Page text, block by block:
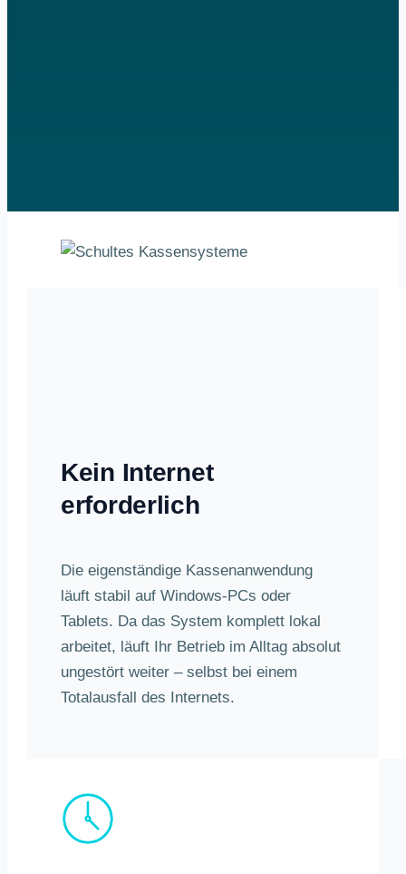
Kein Internet
erforderlich
Die eigenständige Kassenanwendung
läuft stabil auf Windows-PCs oder
Tablets. Da das System komplett lokal
arbeitet, läuft Ihr Betrieb im Alltag absolut
ungestört weiter – selbst bei einem
Totalausfall des Internets.